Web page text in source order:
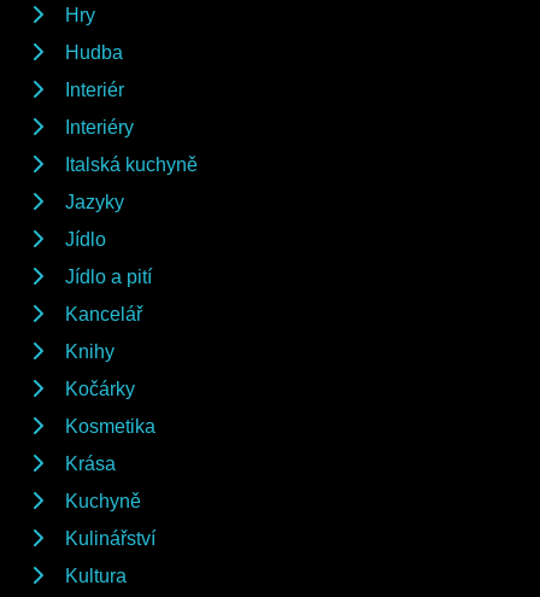
Hry
Hudba
Interiér
Interiéry
Italská kuchyně
Jazyky
Jídlo
Jídlo a pití
Kancelář
Knihy
Kočárky
Kosmetika
Krása
Kuchyně
Kulinářství
Kultura